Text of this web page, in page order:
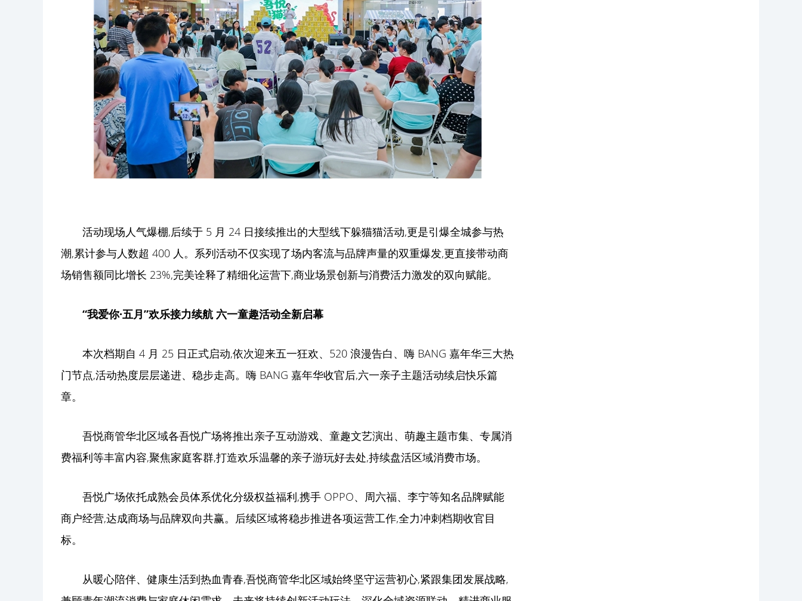
活动现场人气爆棚,后续于 5 月 24 日接续推出的大型线下躲猫猫活动,更是引爆全城参与热
潮,累计参与人数超 400 人。系列活动不仅实现了场内客流与品牌声量的双重爆发,更直接带动商
场销售额同比增长 23%,完美诠释了精细化运营下,商业场景创新与消费活力激发的双向赋能。
“我爱你·五月”欢乐接力续航 六一童趣活动全新启幕
本次档期自 4 月 25 日正式启动,依次迎来五一狂欢、520 浪漫告白、嗨 BANG 嘉年华三大热
门节点,活动热度层层递进、稳步走高。嗨 BANG 嘉年华收官后,六一亲子主题活动续启快乐篇
章。
吾悦商管华北区域各吾悦广场将推出亲子互动游戏、童趣文艺演出、萌趣主题市集、专属消
费福利等丰富内容,聚焦家庭客群,打造欢乐温馨的亲子游玩好去处,持续盘活区域消费市场。
吾悦广场依托成熟会员体系优化分级权益福利,携手 OPPO、周六福、李宁等知名品牌赋能
商户经营,达成商场与品牌双向共赢。后续区域将稳步推进各项运营工作,全力冲刺档期收官目
标。
从暖心陪伴、健康生活到热血青春,吾悦商管华北区域始终坚守运营初心,紧跟集团发展战略,